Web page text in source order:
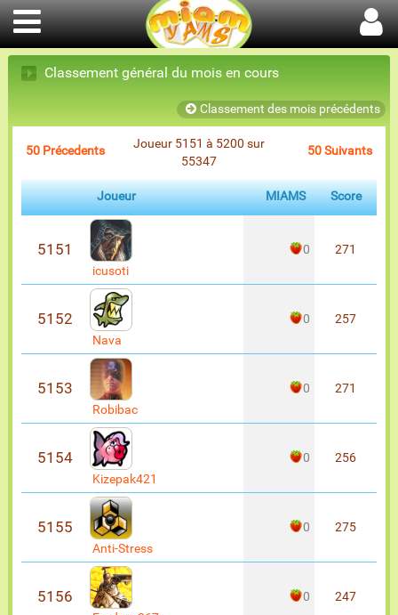
Classement général du mois en cours
Classement des mois précédents
50 Précedents
Joueur 5151 à 5200 sur
55347
50 Suivants
Joueur MIAMS Score
5151
icusoti
0 271
5152
Nava
0 257
5153
Robibac
0 271
5154
Kizepak421
0 256
5155
Anti-Stress
0 275
5156 0 247